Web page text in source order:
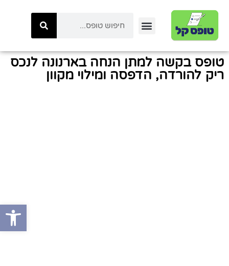
טופס בקשה למתן הנחה בארנונה לנכס
ריק להורדה, הדפסה ומילוי מקוון
פתח